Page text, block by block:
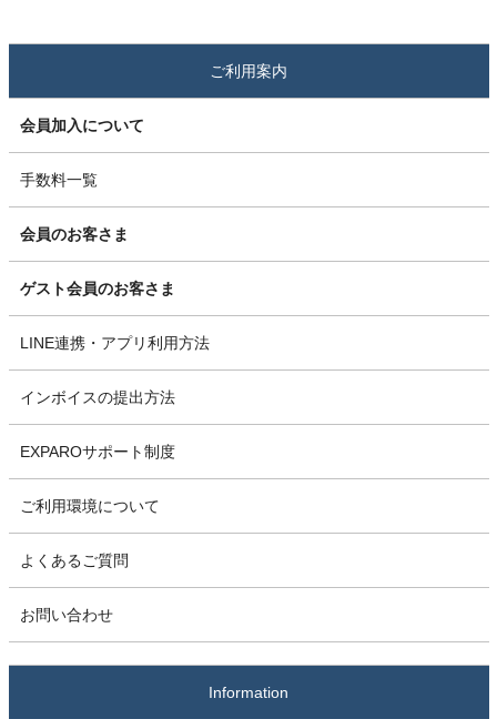
ご利用案内
会員加入について
手数料一覧
会員のお客さま
ゲスト会員のお客さま
LINE連携・アプリ利用方法
インボイスの提出方法
EXPAROサポート制度
ご利用環境について
よくあるご質問
お問い合わせ
Information